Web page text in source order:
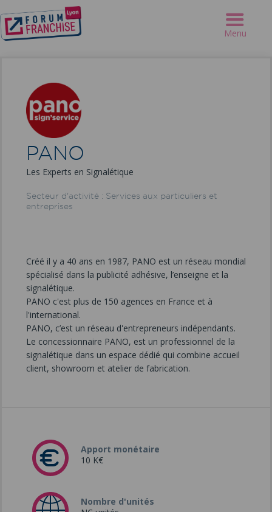
Forum Franchise Lyon>
PANO
Les Experts en Signalétique
Secteur d'activité : Services aux particuliers et
entreprises
Créé il y a 40 ans en 1987, PANO est un réseau mondial
spécialisé dans la publicité adhésive, l’enseigne et la
signalétique.
PANO c'est plus de 150 agences en France et à
l'international.
PANO, c’est un réseau d'entrepreneurs indépendants.
Le concessionnaire PANO, est un professionnel de la
signalétique dans un espace dédié qui combine accueil
client, showroom et atelier de fabrication.
Apport monétaire
10 K€
Nombre d'unités
Menu